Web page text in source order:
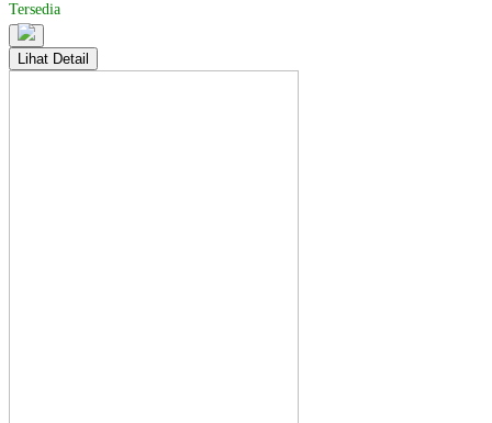
Tersedia
Lihat Detail